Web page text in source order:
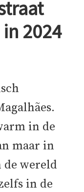
2024
in de
maar in
de wereld
in de